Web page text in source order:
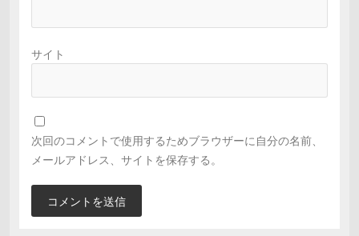
サイト
次回のコメントで使用するためブラウザーに自分の名前、
メールアドレス、サイトを保存する。